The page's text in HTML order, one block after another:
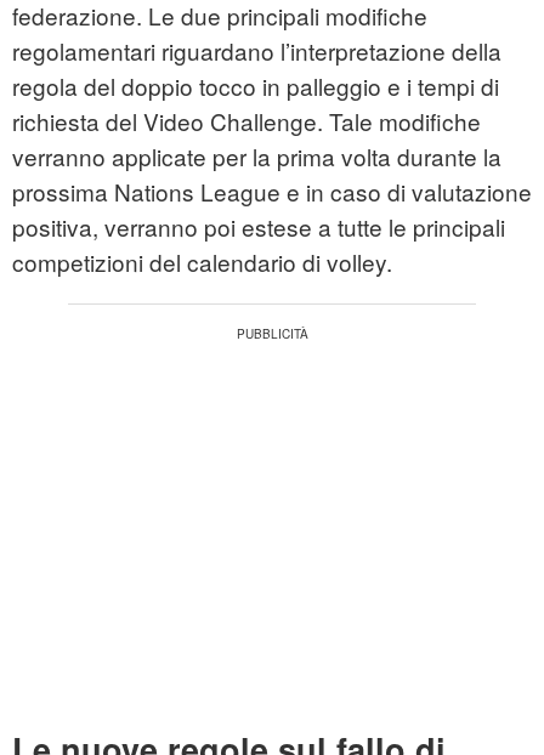
federazione. Le due principali modifiche
regolamentari riguardano l’interpretazione della
regola del doppio tocco in palleggio e i tempi di
richiesta del Video Challenge. Tale modifiche
verranno applicate per la prima volta durante la
prossima Nations League e in caso di valutazione
positiva, verranno poi estese a tutte le principali
competizioni del calendario di volley.